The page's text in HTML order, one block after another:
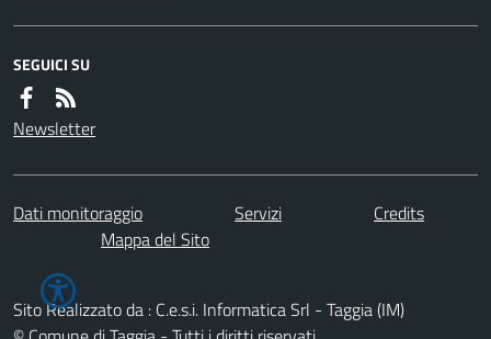
SEGUICI SU
Newsletter
Dati monitoraggio Servizi
Credits
Mappa del Sito
Sito Realizzato da : C.e.s.i. Informatica Srl - Taggia (IM)